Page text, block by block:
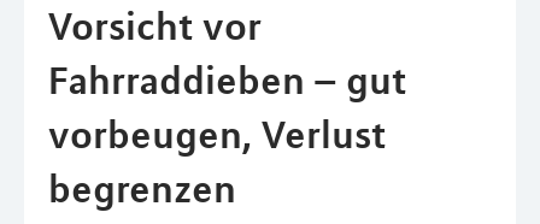
Vorsicht vor
Fahrraddieben – gut
vorbeugen, Verlust
begrenzen